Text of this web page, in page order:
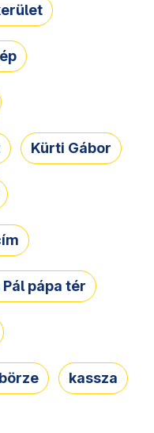
Kürti Gábor
pápa tér
kassza